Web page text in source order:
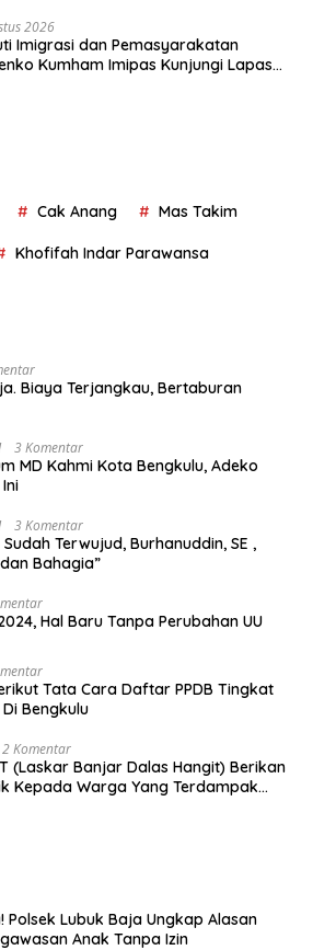
2026
Imigrasi dan Pemasyarakatan
Kumham Imipas Kunjungi Lapas
Cak Anang Mas Takim
Khofifah Indar Parawansa
Biaya Terjangkau, Bertaburan
3 Komentar
MD Kahmi Kota Bengkulu, Adeko
3 Komentar
Burhanuddin, SE ,
“Saya Bangga dan Bahagia”
Hal Baru Tanpa Perubahan UU
Tata Cara Daftar PPDB Tingkat
Bengkulu
2 Komentar
(Laskar Banjar Dalas Hangit) Berikan
Kepada Warga Yang Terdampak
Polsek Lubuk Baja Ungkap Alasan
Anak Tanpa Izin